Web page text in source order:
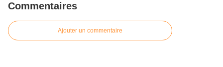
Commentaires
Ajouter un commentaire